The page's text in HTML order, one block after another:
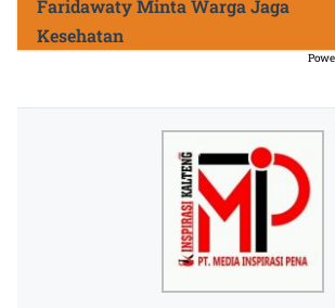
Faridawaty Minta Warga Jaga
Kesehatan